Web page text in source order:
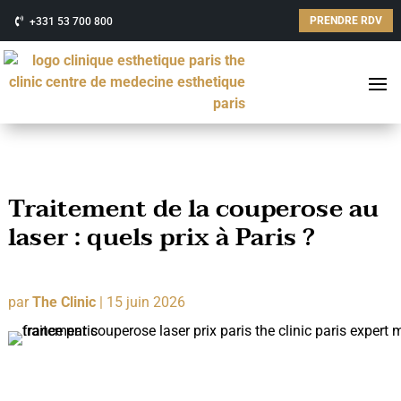
+331 53 700 800 PRENDRE RDV
Traitement de la couperose au
laser : quels prix à Paris ?
parThe Clinic| 15 juin 2026